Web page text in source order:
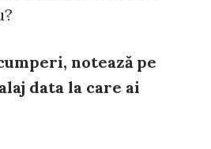
notează pe
data la care ai